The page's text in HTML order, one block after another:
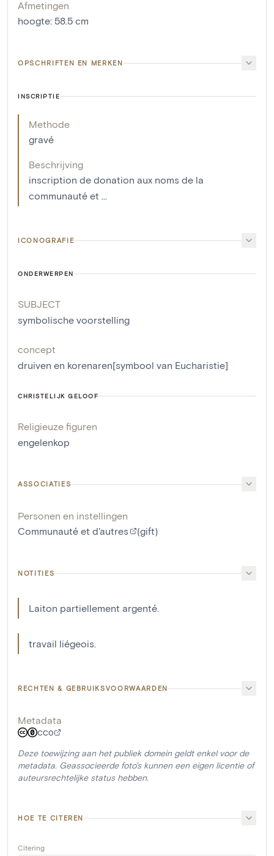
Afmetingen
hoogte: 58.5 cm
OPSCHRIFTEN EN MERKEN
INSCRIPTIE
Methode
gravé
Beschrijving
inscription de donation aux noms de la
communauté et ...
ICONOGRAFIE
ONDERWERPEN
SUBJECT
symbolische voorstelling
concept
druiven en korenaren[symbool van Eucharistie]
CHRISTELIJK GELOOF
Religieuze figuren
engelenkop
ASSOCIATIES
Personen en instellingen
Communauté et d'autres
(gift)
NOTITIES
Laiton partiellement argenté.
travail liégeois.
RECHTEN & GEBRUIKSVOORWAARDEN
Metadata
CC0
Deze toewijzing aan het publiek domein geldt enkel voor de
metadata. Geassocieerde foto's kunnen een eigen licentie of
auteursrechtelijke status hebben.
HOE TE CITEREN
Citering